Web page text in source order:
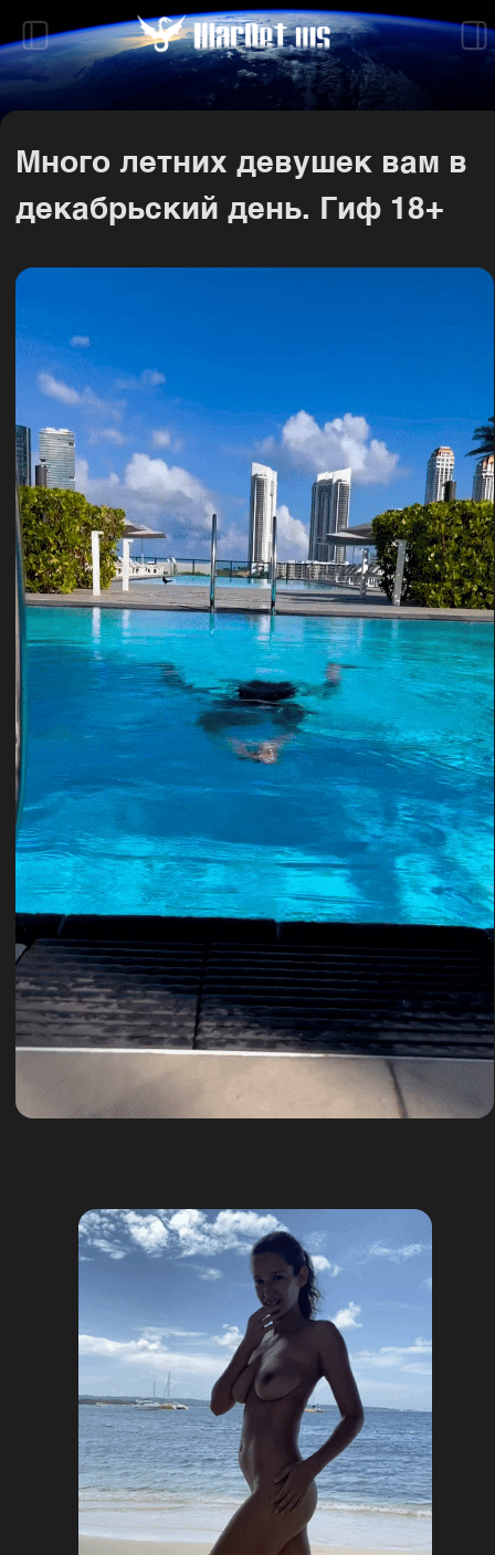
Много летних девушек вам в
декабрьский день. Гиф 18+